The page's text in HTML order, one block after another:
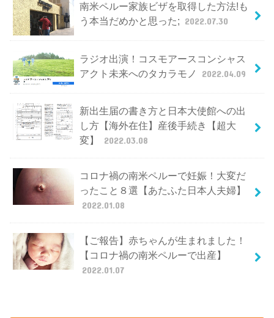
南米ペルー家族ビザを取得した方法!も
う本当だめかと思った; 2022.07.30
ラジオ出演！コスモアースコンシャス
アクト未来へのタカラモノ
2022.04.09
新出生届の書き方と日本大使館への出
し方【海外在住】産後手続き【超大
変】
2022.03.08
コロナ禍の南米ペルーで妊娠！大変だ
ったこと８選【あたふた日本人夫婦】
2022.01.08
【ご報告】赤ちゃんが生まれました！
【コロナ禍の南米ペルーで出産】
2022.01.07